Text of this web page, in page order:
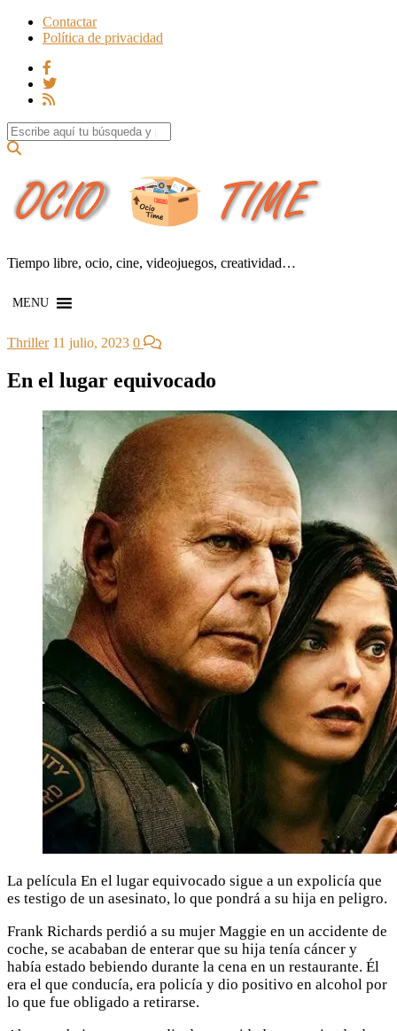
Contactar
Política de privacidad
Search for:
Tiempo libre, ocio, cine, videojuegos, creatividad…
MENU
Thriller 11 julio, 2023 0
En el lugar equivocado
La película En el lugar equivocado sigue a un expolicía que
es testigo de un asesinato, lo que pondrá a su hija en peligro.
Frank Richards perdió a su mujer Maggie en un accidente de
coche, se acababan de enterar que su hija tenía cáncer y
había estado bebiendo durante la cena en un restaurante. Él
era el que conducía, era policía y dio positivo en alcohol por
lo que fue obligado a retirarse.